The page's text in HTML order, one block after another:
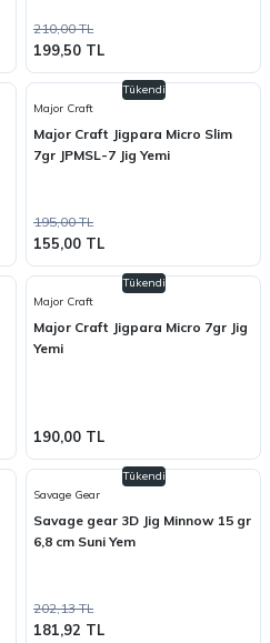
210,00 TL
199,50 TL
Tükendi
Major Craft
Major Craft Jigpara Micro Slim
7gr JPMSL-7 Jig Yemi
195,00 TL
155,00 TL
Tükendi
Major Craft
Major Craft Jigpara Micro 7gr Jig
Yemi
190,00 TL
Tükendi
Savage Gear
Savage gear 3D Jig Minnow 15 gr
6,8 cm Suni Yem
202,13 TL
181,92 TL